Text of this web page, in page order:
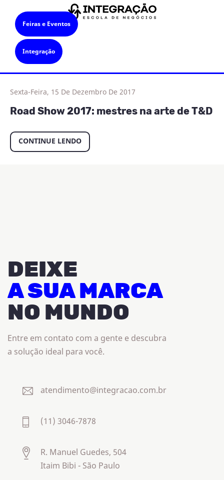
Feiras e Eventos
Integração
Sexta-Feira, 15 De Dezembro De 2017
Road Show 2017: mestres na arte de T&D
CONTINUE LENDO
DEIXE
A SUA MARCA
NO MUNDO
Entre em contato com a gente e descubra
a solução ideal para você.
atendimento@integracao.com.br
(11) 3046-7878
R. Manuel Guedes, 504
Itaim Bibi - São Paulo